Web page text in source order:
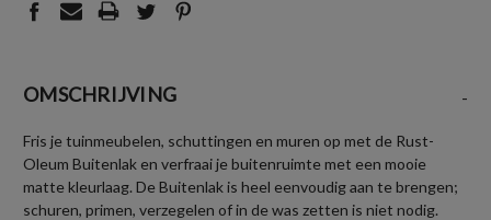
OMSCHRIJVING -
Fris je tuinmeubelen, schuttingen en muren op met de Rust-
Oleum Buitenlak en verfraai je buitenruimte met een mooie
matte kleurlaag. De Buitenlak is heel eenvoudig aan te brengen;
schuren, primen, verzegelen of in de was zetten is niet nodig.